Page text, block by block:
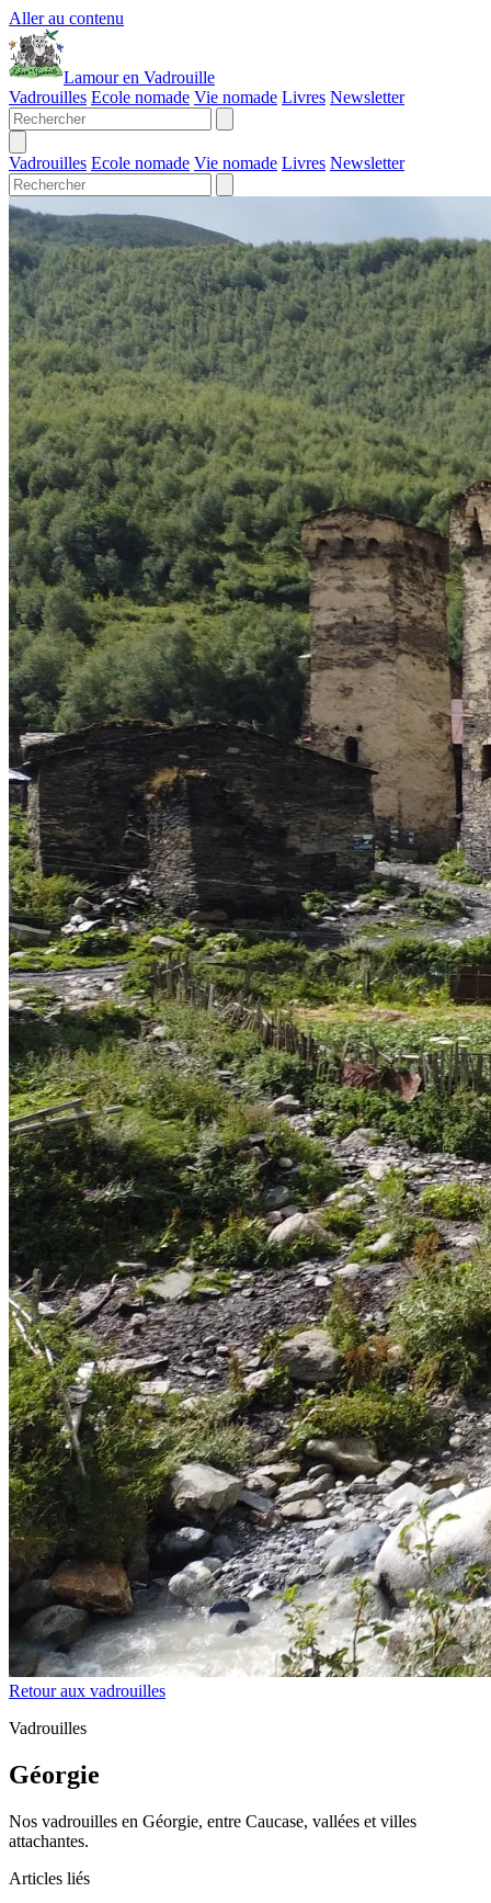
Aller au contenu
Lamour en Vadrouille
Vadrouilles Ecole nomade Vie nomade Livres Newsletter
Vadrouilles Ecole nomade Vie nomade Livres Newsletter
Retour aux vadrouilles
Vadrouilles
Géorgie
Nos vadrouilles en Géorgie, entre Caucase, vallées et villes
attachantes.
Articles liés